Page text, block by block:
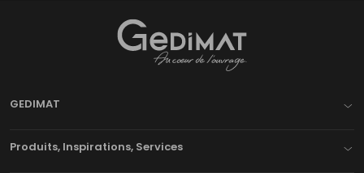
GEDIMAT
Produits, Inspirations, Services